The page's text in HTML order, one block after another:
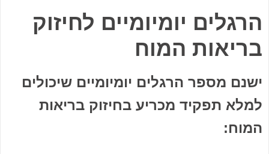
הרגלים יומיומיים לחיזוק
בריאות המוח
ישנם מספר הרגלים יומיומיים שיכולים
למלא תפקיד מכריע בחיזוק בריאות
המוח: